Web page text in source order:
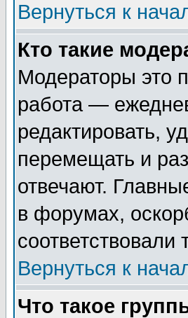
Вернуться к
Кто такие
Модераторы это
работа —
редактировать,
перемещать и
отвечают.
в форумах,
Вернуться к
Что такое